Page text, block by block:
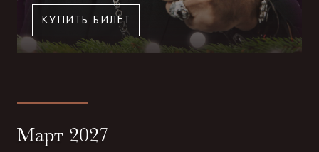
КУПИТЬ БИЛЕТ
Март 2027